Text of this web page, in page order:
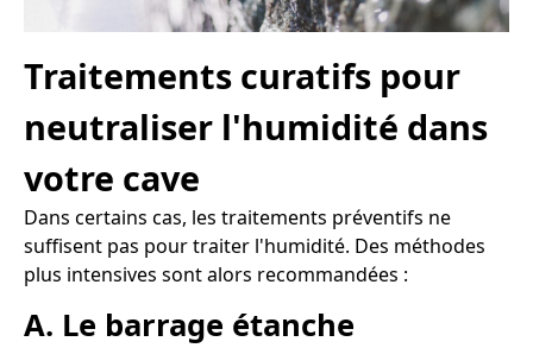
Traitements curatifs pour
neutraliser l'humidité dans
votre cave
Dans certains cas, les traitements préventifs ne
suffisent pas pour traiter l'humidité. Des méthodes
plus intensives sont alors recommandées :
A. Le barrage étanche